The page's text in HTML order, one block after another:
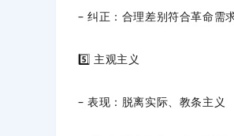
– 纠正：合理差别符合革命需
5️⃣ 主观主义
– 表现：脱离实际、教条主义